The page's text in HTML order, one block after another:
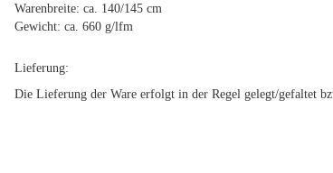
Warenbreite: ca. 140/145 cm
Gewicht: ca. 660 g/lfm
Lieferung:
Die Lieferung der Ware erfolgt in der Regel gelegt/gefaltet